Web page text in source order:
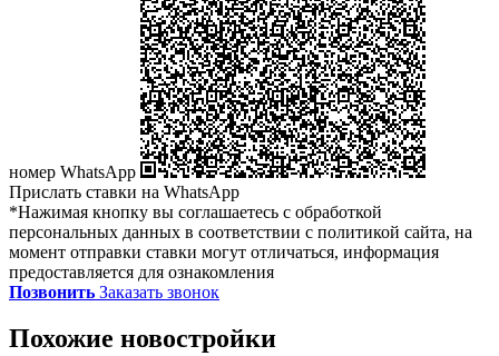
номер WhatsApp
Прислать ставки на WhatsApp
*Нажимая кнопку вы соглашаетесь с обработкой
персональных данных в соответствии с политикой сайта, на
момент отправки ставки могут отличаться, информация
предоставляется для ознакомления
Позвонить Заказать звонок
Похожие новостройки